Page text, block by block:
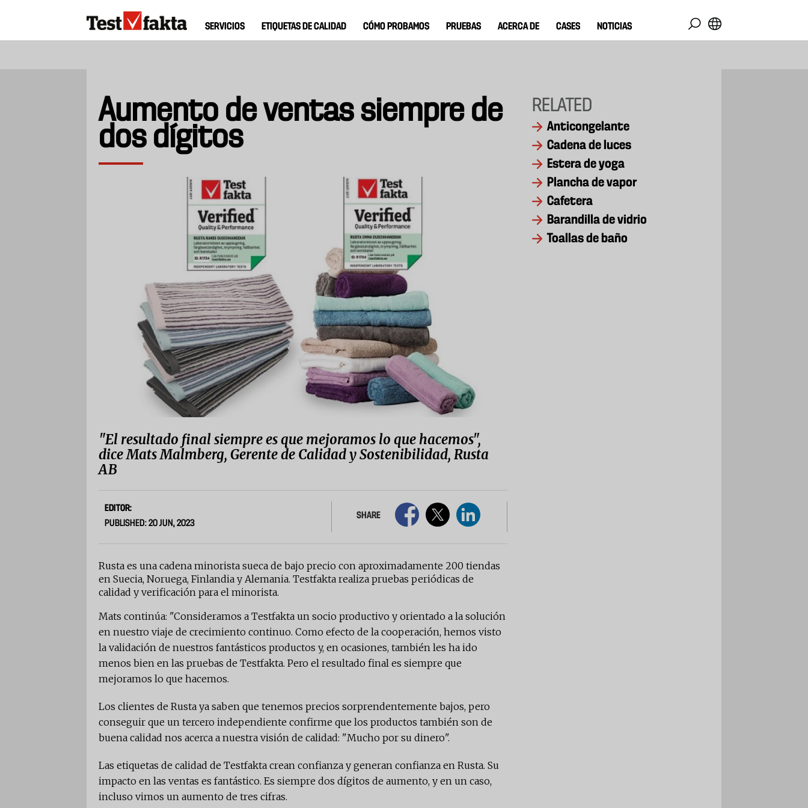
ny
SERVICIOS ETIQUETAS DE CALIDAD CÓMO PROBAMOS PRUEBAS ACERCA DE CASES NOTICIAS
Aumento de ventas siempre de
dos dígitos
"El resultado final siempre es que mejoramos lo que hacemos",
dice Mats Malmberg, Gerente de Calidad y Sostenibilidad, Rusta
AB
EDITOR:
PUBLISHED: 20 JUN, 2023
SHARE
Rusta es una cadena minorista sueca de bajo precio con aproximadamente 200 tiendas
en Suecia, Noruega, Finlandia y Alemania. Testfakta realiza pruebas periódicas de
calidad y verificación para el minorista.
Mats continúa: "Consideramos a Testfakta un socio productivo y orientado a la solución
en nuestro viaje de crecimiento continuo. Como efecto de la cooperación, hemos visto
la validación de nuestros fantásticos productos y, en ocasiones, también les ha ido
menos bien en las pruebas de Testfakta. Pero el resultado final es siempre que
mejoramos lo que hacemos.
Los clientes de Rusta ya saben que tenemos precios sorprendentemente bajos, pero
conseguir que un tercero independiente confirme que los productos también son de
buena calidad nos acerca a nuestra visión de calidad: "Mucho por su dinero".
Las etiquetas de calidad de Testfakta crean confianza y generan confianza en Rusta. Su
impacto en las ventas es fantástico. Es siempre dos dígitos de aumento, y en un caso,
incluso vimos un aumento de tres cifras.
RELATED
Anticongelante
Cadena de luces
Estera de yoga
Plancha de vapor
Cafetera
Barandilla de vidrio
Toallas de baño